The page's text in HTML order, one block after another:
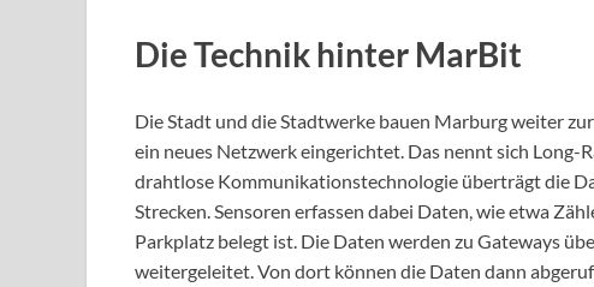
Die Technik hinter MarBit
Die Stadt und die Stadtwerke bauen Marburg weiter
ein neues Netzwerk eingerichtet. Das nennt sich
drahtlose Kommunikationstechnologie überträgt die
Strecken. Sensoren erfassen dabei Daten, wie etwa
Parkplatz belegt ist. Die Daten werden zu Gateways
weitergeleitet. Von dort können die Daten dann